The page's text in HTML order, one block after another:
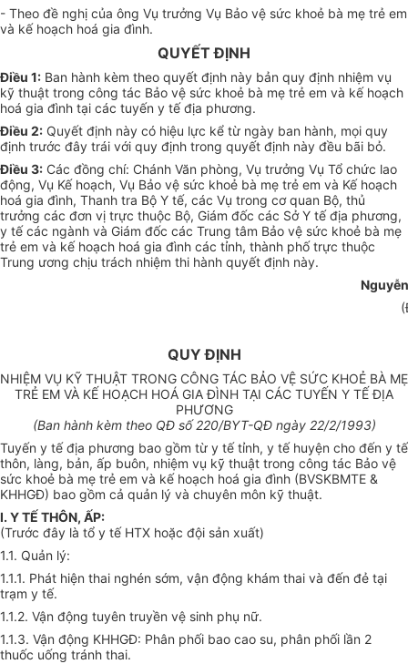
- Theo đề nghị của ông Vụ trưởng Vụ Bảo vệ sức khoẻ bà mẹ trẻ em
và kế hoạch hoá gia đình.
QUYẾT ĐỊNH
Điều 1: Ban hành kèm theo quyết định này bản quy định nhiệm vụ
kỹ thuật trong công tác Bảo vệ sức khoẻ bà mẹ trẻ em và kế hoạch
hoá gia đình tại các tuyến y tế địa phương.
Điều 2: Quyết định này có hiệu lực kể từ ngày ban hành, mọi quy
định trước đây trái với quy định trong quyết định này đều bãi bỏ.
Điều 3: Các đồng chí: Chánh Văn phòng, Vụ trưởng Vụ Tổ chức lao
động, Vụ Kế hoạch, Vụ Bảo vệ sức khoẻ bà mẹ trẻ em và Kế hoạch
hoá gia đình, Thanh tra Bộ Y tế, các Vụ trong cơ quan Bộ, thủ
trưởng các đơn vị trực thuộc Bộ, Giám đốc các Sở Y tế địa phương,
y tế các ngành và Giám đốc các Trung tâm Bảo vệ sức khoẻ bà mẹ
trẻ em và kế hoạch hoá gia đình các tỉnh, thành phố trực thuộc
Trung ương chịu trách nhiệm thi hành quyết định này.
QUY ĐỊNH
NHIỆM VỤ KỸ THUẬT TRONG CÔNG TÁC BẢO VỆ SỨC KHOẺ BÀ MẸ
TRẺ EM VÀ KẾ HOẠCH HOÁ GIA ĐÌNH TẠI CÁC TUYẾN Y TẾ ĐỊA
PHƯƠNG
(Ban hành kèm theo QĐ số 220/BYT-QĐ ngày 22/2/1993)
Tuyến y tế địa phương bao gồm từ y tế tỉnh, y tế huyện cho đến y tế
thôn, làng, bản, ấp buôn, nhiệm vụ kỹ thuật trong công tác Bảo vệ
sức khoẻ bà mẹ trẻ em và kế hoạch hoá gia đình (BVSKBMTE &
KHHGĐ) bao gồm cả quản lý và chuyên môn kỹ thuật.
I. Y TẾ THÔN, ẤP:
(Trước đây là tổ y tế HTX hoặc đội sản xuất)
1.1. Quản lý:
1.1.1. Phát hiện thai nghén sớm, vận động khám thai và đến đẻ tại
trạm y tế.
1.1.2. Vận động tuyên truyền vệ sinh phụ nữ.
1.1.3. Vận động KHHGĐ: Phân phối bao cao su, phân phối lần 2
thuốc uống tránh thai.